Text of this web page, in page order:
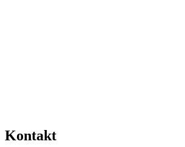
Kontakt